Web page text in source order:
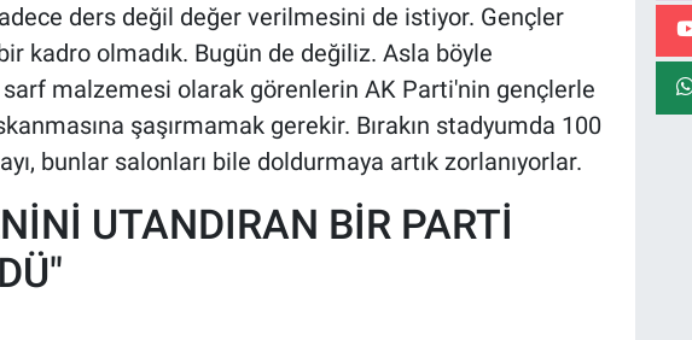
ders değil değer verilmesini de istiyor. Gençler
kadro olmadık. Bugün de değiliz. Asla böyle
sarf malzemesi olarak görenlerin AK Parti'nin gençlerle
şaşırmamak gerekir. Bırakın stadyumda 100
bunlar salonları bile doldurmaya artık zorlanıyorlar.
UTANDIRAN BİR PARTİ